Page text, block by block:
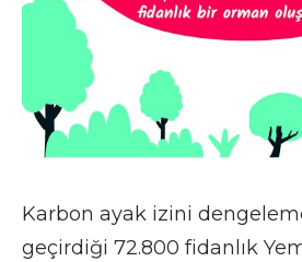
Karbon ayak izini
geçirdiği 72.800 fidanlık